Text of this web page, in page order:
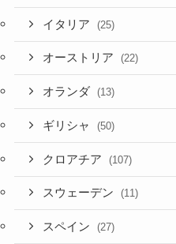
イタリア (25)
オーストリア (22)
オランダ (13)
ギリシャ (50)
クロアチア (107)
スウェーデン (11)
スペイン (27)